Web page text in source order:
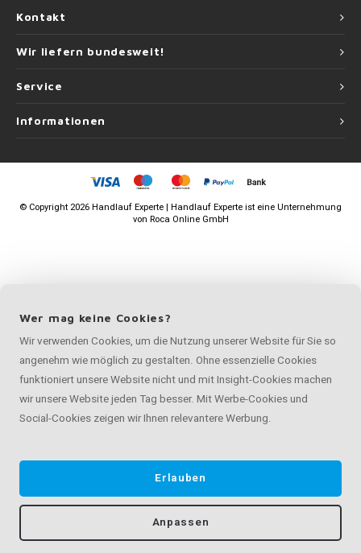
Kontakt
Wir liefern bundesweit!
Service
Informationen
© Copyright 2026 Handlauf Experte | Handlauf Experte ist eine Unternehmung
von Roca Online GmbH
Wer mag keine Cookies?
Wir verwenden Cookies, um die Nutzung unserer Website für Sie so
angenehm wie möglich zu gestalten. Ohne essenzielle Cookies
funktioniert unsere Website nicht und mit Insight-Cookies machen
wir unsere Website jeden Tag besser. Mit Werbe-Cookies und
Social-Cookies zeigen wir Ihnen relevantere Werbung.
Erlauben
Anpassen